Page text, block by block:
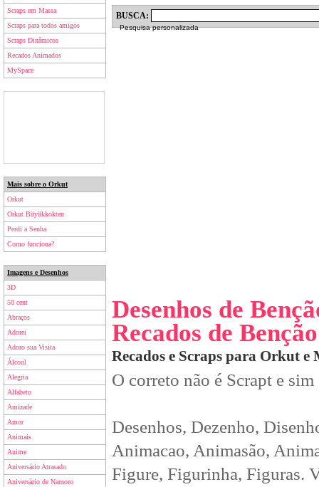
Scraps em Massa
Scraps para todos amigos
Scraps Dinâmicos
Recados Animados
MySpace
Mais sobre o Orkut
Orkut
Orkut Büyükkokten
Perdi a Senha
Como funciona?
Imagens e Desenhos
3D
50 cent
Abraços
Adorei
Adoro sua Visita
Álcool
Alegria
Alfabeto
Amizade
Amor
Animais
Anime
Aniversário Atrasado
Aniversário de Namoro
BUSCA:
Pesquisa personalizada
Desenhos de
Recados de Benção
Recados e Scraps para Orkut e
O correto não é Scrapt e
Desenhos, Dezenho,
Animacao, Animasão,
Figure, Figurinha, Figuras.